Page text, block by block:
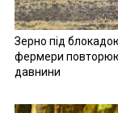
Зерно під
фермери
давнини